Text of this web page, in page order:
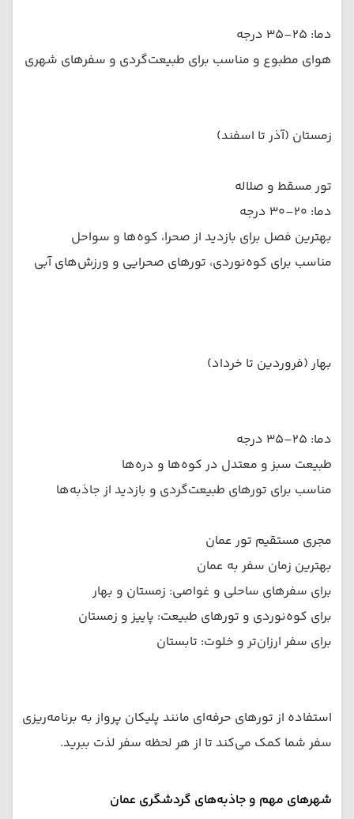
دما: ۲۵–۳۵ درجه
هوای مطبوع و مناسب برای طبیعت‌گردی و سفرهای شهری
زمستان (آذر تا اسفند)
تور مسقط و صلاله
دما: ۲۰–۳۰ درجه
بهترین فصل برای بازدید از صحرا، کوه‌ها و سواحل
مناسب برای کوه‌نوردی، تورهای صحرایی و ورزش‌های آبی
بهار (فروردین تا خرداد)
دما: ۲۵–۳۵ درجه
طبیعت سبز و معتدل در کوه‌ها و دره‌ها
مناسب برای تورهای طبیعت‌گردی و بازدید از جاذبه‌ها
مجری مستقیم تور عمان
بهترین زمان سفر به عمان
برای سفرهای ساحلی و غواصی: زمستان و بهار
برای کوه‌نوردی و تورهای طبیعت: پاییز و زمستان
برای سفر ارزان‌تر و خلوت: تابستان
استفاده از تورهای حرفه‌ای مانند پلیکان پرواز به برنامه‌ریزی
سفر شما کمک می‌کند تا از هر لحظه سفر لذت ببرید.
شهرهای مهم و جاذبه‌های گردشگری عمان